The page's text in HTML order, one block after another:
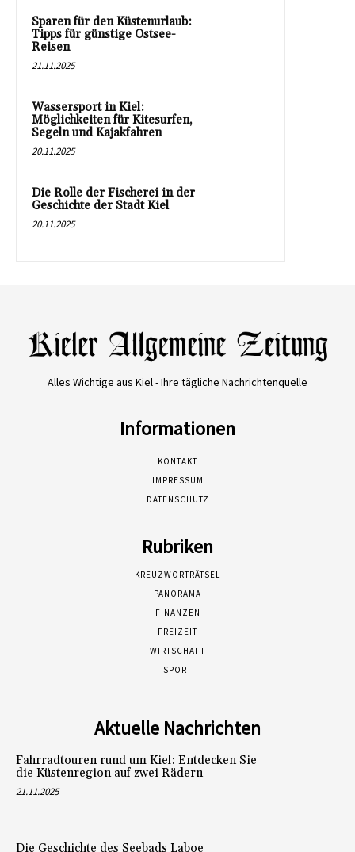
Sparen für den Küstenurlaub:
Tipps für günstige Ostsee-
Reisen
21.11.2025
Wassersport in Kiel:
Möglichkeiten für Kitesurfen,
Segeln und Kajakfahren
20.11.2025
Die Rolle der Fischerei in der
Geschichte der Stadt Kiel
20.11.2025
Alles Wichtige aus Kiel - Ihre tägliche Nachrichtenquelle
Informationen
KONTAKT
IMPRESSUM
DATENSCHUTZ
Rubriken
KREUZWORTRÄTSEL
PANORAMA
FINANZEN
FREIZEIT
WIRTSCHAFT
SPORT
Aktuelle Nachrichten
Fahrradtouren rund um Kiel: Entdecken Sie
die Küstenregion auf zwei Rädern
21.11.2025
Die Geschichte des Seebads Laboe